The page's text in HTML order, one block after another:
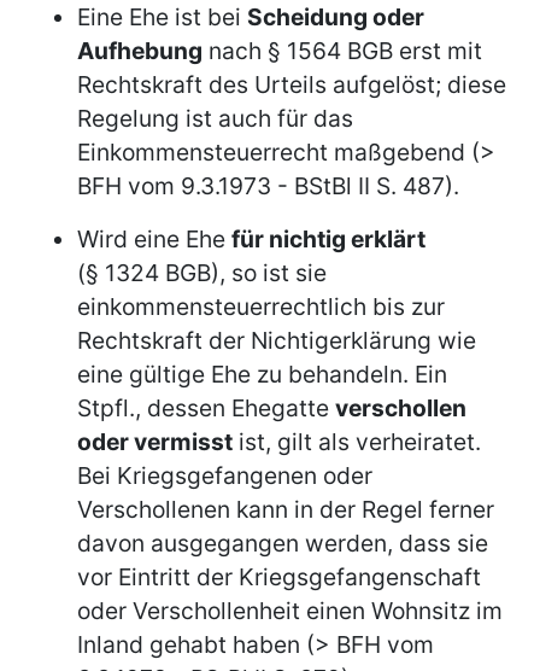
Eine Ehe ist bei Scheidung oder
Aufhebung nach § 1564 BGB erst mit
Rechtskraft des Urteils aufgelöst; diese
Regelung ist auch für das
Einkommensteuerrecht maßgebend (>
BFH vom 9.3.1973 - BStBl II S. 487).
Wird eine Ehe für nichtig erklärt
(§ 1324 BGB), so ist sie
einkommensteuerrechtlich bis zur
Rechtskraft der Nichtigerklärung wie
eine gültige Ehe zu behandeln. Ein
Stpfl., dessen Ehegatte verschollen
oder vermisst ist, gilt als verheiratet.
Bei Kriegsgefangenen oder
Verschollenen kann in der Regel ferner
davon ausgegangen werden, dass sie
vor Eintritt der Kriegsgefangenschaft
oder Verschollenheit einen Wohnsitz im
Inland gehabt haben (> BFH vom